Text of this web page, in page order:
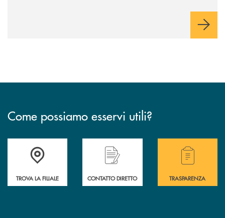
Come possiamo esservi utili?
Accedi all' elenco completo delle filiali .
TROVA LA FILIALE CONTATTO DIRETTO
Hai bisogno di
TRASPARENZA